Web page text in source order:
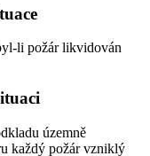
li požár likvidován
územně
každý požár vzniklý